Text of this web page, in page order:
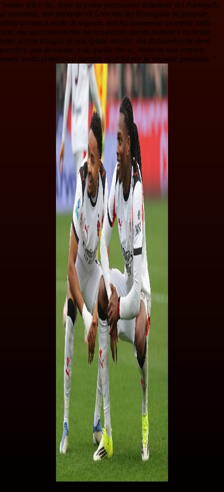
"Siamo felici che, dopo la prima prestazione deludente del Portogallo
al mondiale, non parlando di Leao ma del Portogallo in generale,
abbia trovato il modo di segnare. Ieri ha commesso un errore nello
stop, ma successivamente ha recuperato questo pallone e ha tirato
bene, aveva bisogno di una spinta morale. Ha dichiarato che deve
prendere una decisione, e da quello che so, Amorim non sembra
essere molto propenso a puntare su di lui per la stagione prossima. "